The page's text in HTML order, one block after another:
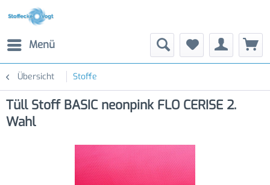
Menü
Übersicht Stoffe
Tüll Stoff BASIC neonpink FLO CERISE 2.
Wahl